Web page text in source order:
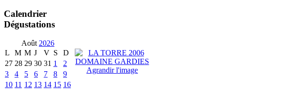
Calendrier
Dégustations
Août 2026
L
M M J V S
D
27 28 29 30 31 1
2
3
4 5 6 7 8
9
10 11 12 13 14 15 16
Agrandir l'image